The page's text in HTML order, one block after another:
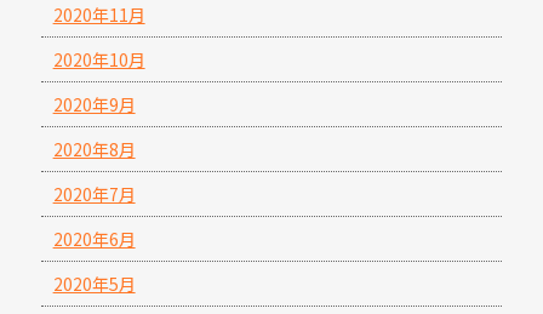
2020年11月
2020年10月
2020年9月
2020年8月
2020年7月
2020年6月
2020年5月